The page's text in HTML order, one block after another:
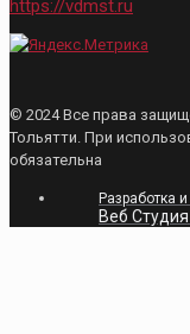
https://vdmst.ru
© 2024 Все права
Тольятти. При
обязательна
Разработка
Веб